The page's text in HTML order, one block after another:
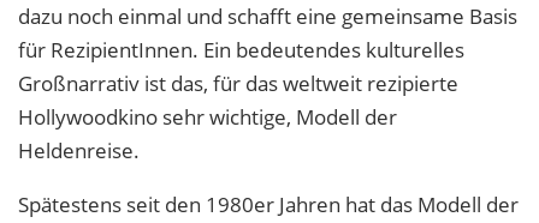
dazu noch einmal und schafft eine gemeinsame Basis
für RezipientInnen. Ein bedeutendes kulturelles
Großnarrativ ist das, für das weltweit rezipierte
Hollywoodkino sehr wichtige, Modell der
Heldenreise.
Spätestens seit den 1980er Jahren hat das Modell der